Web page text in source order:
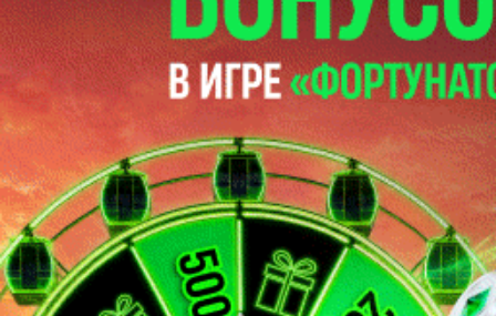
16 27
Гомель
16
Минск
16
25
Торпедо-БелАЗ
15 23
Витебск